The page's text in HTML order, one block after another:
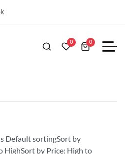
0 0
For:
Long
Default sortingSort by
HighSort by Price: High to